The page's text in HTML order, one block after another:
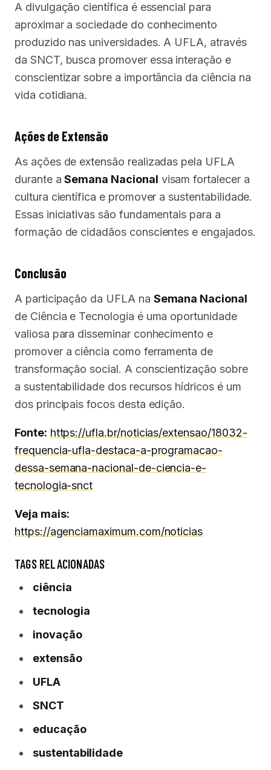
A divulgação científica é essencial para
aproximar a sociedade do conhecimento
produzido nas universidades. A UFLA, através
da SNCT, busca promover essa interação e
conscientizar sobre a importância da ciência na
vida cotidiana.
Ações de Extensão
As ações de extensão realizadas pela UFLA
durante aSemana Nacional visam fortalecer a
cultura científica e promover a sustentabilidade.
Essas iniciativas são fundamentais para a
formação de cidadãos conscientes e engajados.
Conclusão
A participação da UFLA na Semana Nacional
de Ciência e Tecnologia é uma oportunidade
valiosa para disseminar conhecimento e
promover a ciência como ferramenta de
transformação social. A conscientização sobre
a sustentabilidade dos recursos hídricos é um
dos principais focos desta edição.
Fonte: https://ufla.br/noticias/extensao/18032-
frequencia-ufla-destaca-a-programacao-
dessa-semana-nacional-de-ciencia-e-
tecnologia-snct
Veja mais:
https://agenciamaximum.com/noticias
TAGS RELACIONADAS
ciência
tecnologia
inovação
extensão
UFLA
SNCT
educação
sustentabilidade